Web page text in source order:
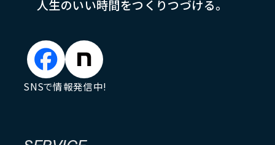
人生のいい時間をつ く りつづける。
SNSで情報発信中!